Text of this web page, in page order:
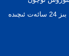
ئېلېكترونلۇق خەتلىرىڭىزنى بىزگە قالدۇرۇپ قويۇڭ ، بىز 24 سائەت ئىچىدە